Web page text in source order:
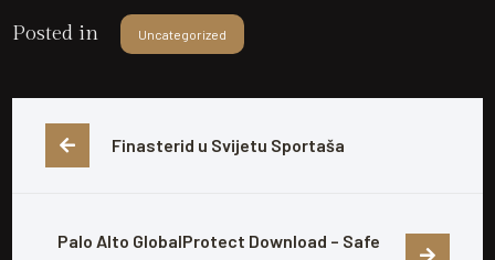
Posted in Uncategorized
Finasterid u Svijetu Sportaša
Palo Alto GlobalProtect Download – Safe